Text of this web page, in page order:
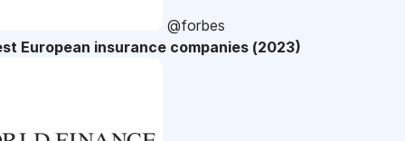
@forbes
European insurance companies (2023)